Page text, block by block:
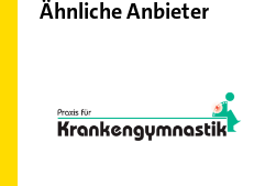
Ähnliche Anbieter